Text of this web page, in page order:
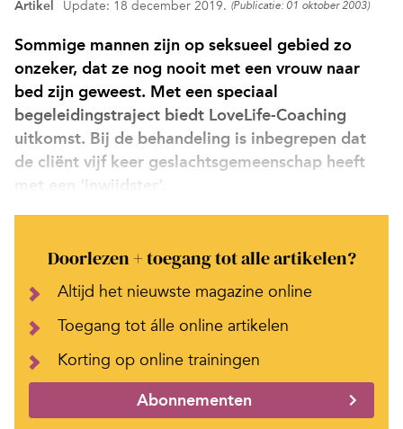
Artikel Update: 18 december 2019. (Publicatie: 01 oktober 2003)
Sommige mannen zijn op seksueel gebied zo
onzeker, dat ze nog nooit met een vrouw naar
bed zijn geweest. Met een speciaal
begeleidingstraject biedt LoveLife-Coaching
uitkomst. Bij de behandeling is inbegrepen dat
de cliënt vijf keer geslachtsgemeenschap heeft
met een 'inwijdster'.
Doorlezen + toegang tot alle artikelen?
Altijd het nieuwste magazine online
Toegang tot álle online artikelen
Korting op online trainingen
Abonnementen